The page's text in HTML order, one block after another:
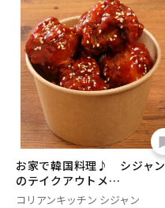
お家で韓国料理♪ シジャン
のテイクアウトメ…
コリアンキッチン シジャン